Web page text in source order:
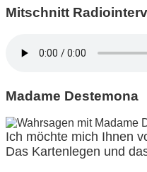
Mitschnitt
Madame Destemona
Ich möchte mich Ihnen
Das Kartenlegen und